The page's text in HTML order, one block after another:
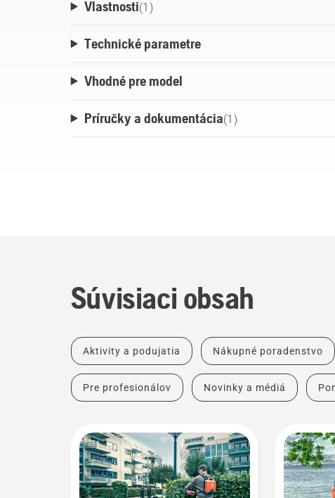
Vlastnosti(1 )
Technické parametre
Vhodné pre model
Príručky a dokumentácia(1 )
Súvisiaci obsah
Aktivity a podujatia Nákupné poradenstvo
Pre profesionálov Novinky a médiá